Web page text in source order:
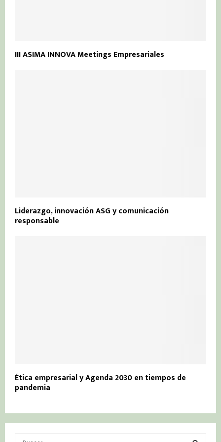
III ASIMA INNOVA Meetings Empresariales
Liderazgo, innovación ASG y comunicación
responsable
Ética empresarial y Agenda 2030 en tiempos de
pandemia